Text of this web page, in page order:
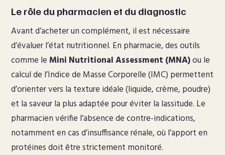
Le rôle du pharmacien et du diagnostic
Avant d’acheter un complément, il est nécessaire
d’évaluer l’état nutritionnel. En pharmacie, des outils
comme le Mini Nutritional Assessment (MNA)ou le
calcul de l’Indice de Masse Corporelle (IMC) permettent
d’orienter vers la texture idéale (liquide, crème, poudre)
et la saveur la plus adaptée pour éviter la lassitude. Le
pharmacien vérifie l’absence de contre-indications,
notamment en cas d’insuffisance rénale, où l’apport en
protéines doit être strictement monitoré.